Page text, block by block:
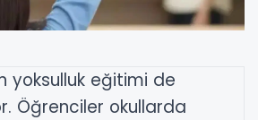
yoksulluk eğitimi de
Öğrenciler okullarda